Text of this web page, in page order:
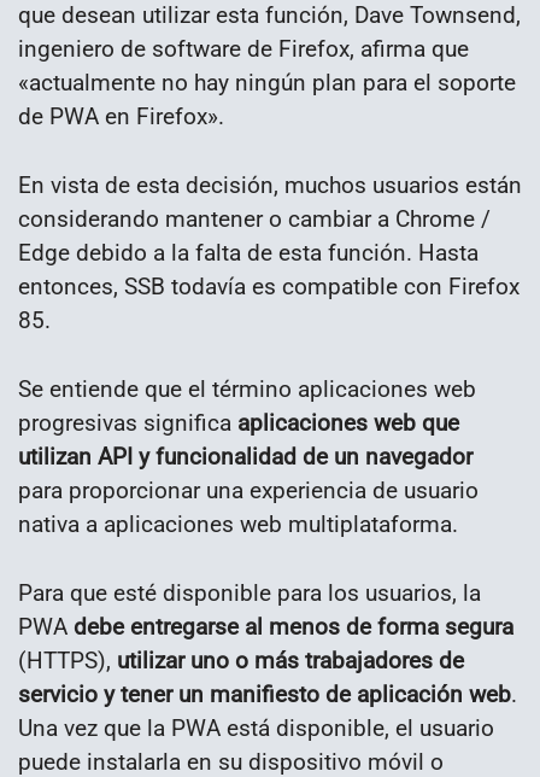
que desean utilizar esta función, Dave Townsend,
ingeniero de software de Firefox, afirma que
«actualmente no hay ningún plan para el soporte
de PWA en Firefox».
En vista de esta decisión, muchos usuarios están
considerando mantener o cambiar a Chrome /
Edge debido a la falta de esta función. Hasta
entonces, SSB todavía es compatible con Firefox
85.
Se entiende que el término aplicaciones web
progresivas significa aplicaciones web que
utilizan API y funcionalidad de un navegador
para proporcionar una experiencia de usuario
nativa a aplicaciones web multiplataforma.
Para que esté disponible para los usuarios, la
PWA debe entregarse al menos de forma segura
(HTTPS), utilizar uno o más trabajadores de
servicio y tener un manifiesto de aplicación web.
Una vez que la PWA está disponible, el usuario
puede instalarla en su dispositivo móvil o